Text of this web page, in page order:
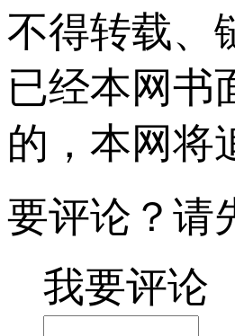
不得转载、
已经本网书
的，本网将
要评论？请
我要评论